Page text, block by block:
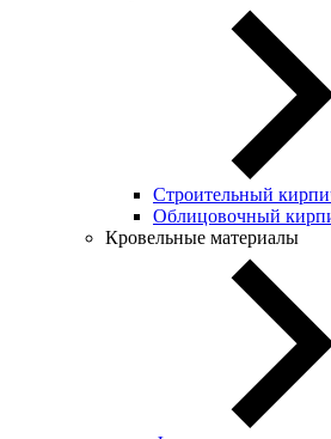
Строительный
Облицовочный
Кровельные материалы